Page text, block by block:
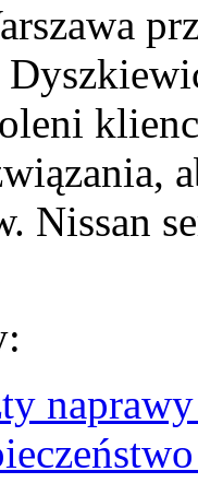
Nissan